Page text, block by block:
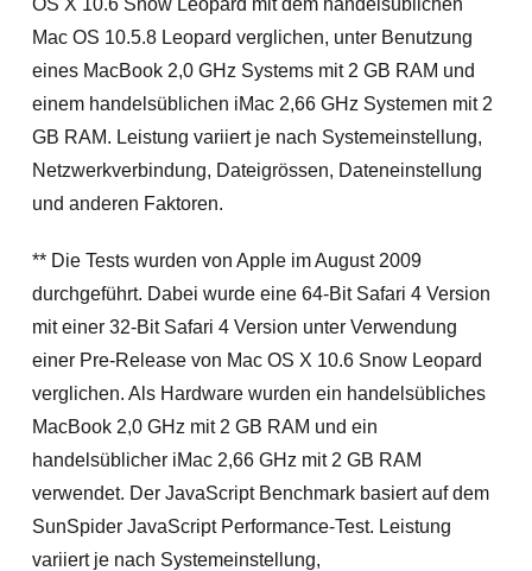
OS X 10.6 Snow Leopard mit dem handelsüblichen
Mac OS 10.5.8 Leopard verglichen, unter Benutzung
eines MacBook 2,0 GHz Systems mit 2 GB RAM und
einem handelsüblichen iMac 2,66 GHz Systemen mit 2
GB RAM. Leistung variiert je nach Systemeinstellung,
Netzwerkverbindung, Dateigrössen, Dateneinstellung
und anderen Faktoren.
** Die Tests wurden von Apple im August 2009
durchgeführt. Dabei wurde eine 64-Bit Safari 4 Version
mit einer 32-Bit Safari 4 Version unter Verwendung
einer Pre-Release von Mac OS X 10.6 Snow Leopard
verglichen. Als Hardware wurden ein handelsübliches
MacBook 2,0 GHz mit 2 GB RAM und ein
handelsüblicher iMac 2,66 GHz mit 2 GB RAM
verwendet. Der JavaScript Benchmark basiert auf dem
SunSpider JavaScript Performance-Test. Leistung
variiert je nach Systemeinstellung,